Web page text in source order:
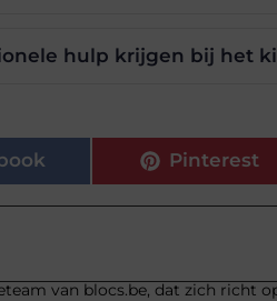
hulp krijgen bij het
Pinterest
van blocs.be, dat zich richt